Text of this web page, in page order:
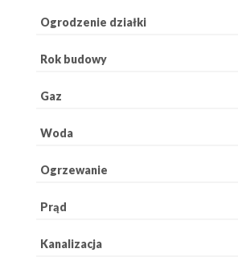
Ogrodzenie działki
Rok budowy
Gaz
Woda
Ogrzewanie
Prąd
Kanalizacja